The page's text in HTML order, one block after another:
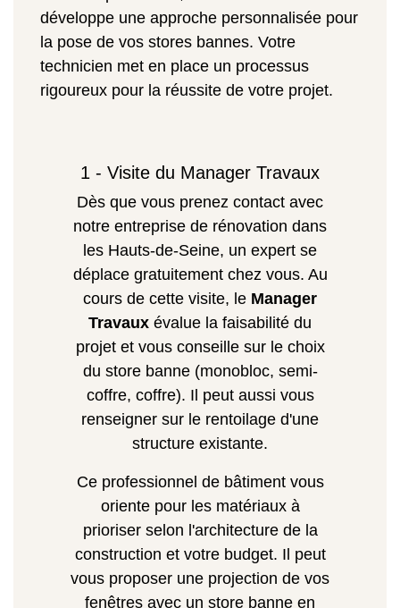
développe une approche personnalisée pour
la pose de vos stores bannes. Votre
technicien met en place un processus
rigoureux pour la réussite de votre projet.
1 - Visite du Manager Travaux
Dès que vous prenez contact avec
notre entreprise de rénovation dans
les Hauts-de-Seine, un expert se
déplace gratuitement chez vous. Au
cours de cette visite, le Manager
Travaux évalue la faisabilité du
projet et vous conseille sur le choix
du store banne (monobloc, semi-
coffre, coffre). Il peut aussi vous
renseigner sur le rentoilage d'une
structure existante.
Ce professionnel de bâtiment vous
oriente pour les matériaux à
prioriser selon l'architecture de la
construction et votre budget. Il peut
vous proposer une projection de vos
fenêtres avec un store banne en